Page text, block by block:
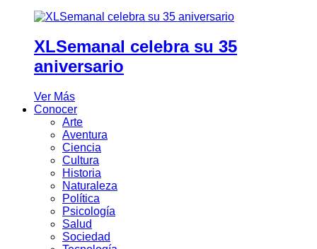
XLSemanal celebra su 35
aniversario
Ver Más
Conocer
Arte
Aventura
Ciencia
Cultura
Historia
Naturaleza
Política
Psicología
Salud
Sociedad